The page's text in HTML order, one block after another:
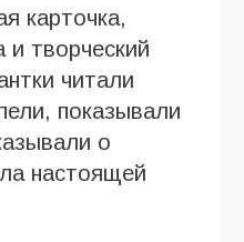
карточка,
творческий
читали
показывали
о
настоящей